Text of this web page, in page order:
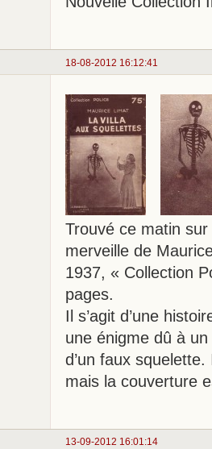
18-08-2012 16:12:41
Trouvé ce matin
merveille de
1937, « Collection
pages.
Il s’agit d’une
une énigme dû à
d’un faux
mais la couverture
13-09-2012 16:01:14